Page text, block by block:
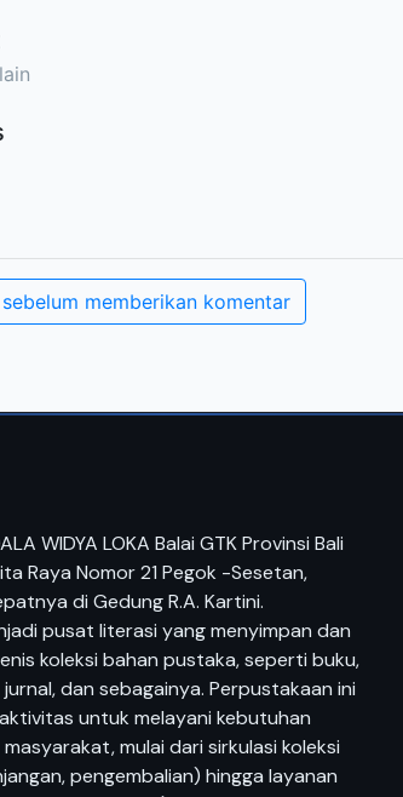
memberikan komentar
WIDYA LOKA Balai GTK Provinsi Bali
Raya Nomor 21 Pegok -Sesetan,
di Gedung R.A. Kartini.
pusat literasi yang menyimpan dan
koleksi bahan pustaka, seperti buku,
dan sebagainya. Perpustakaan ini
untuk melayani kebutuhan
mulai dari sirkulasi koleksi
pengembalian) hingga layanan